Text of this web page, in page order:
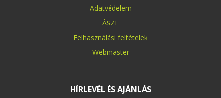
Adatvédelem
ÁSZF
Felhasználási feltételek
Webmaster
HÍRLEVÉL ÉS AJÁNLÁS